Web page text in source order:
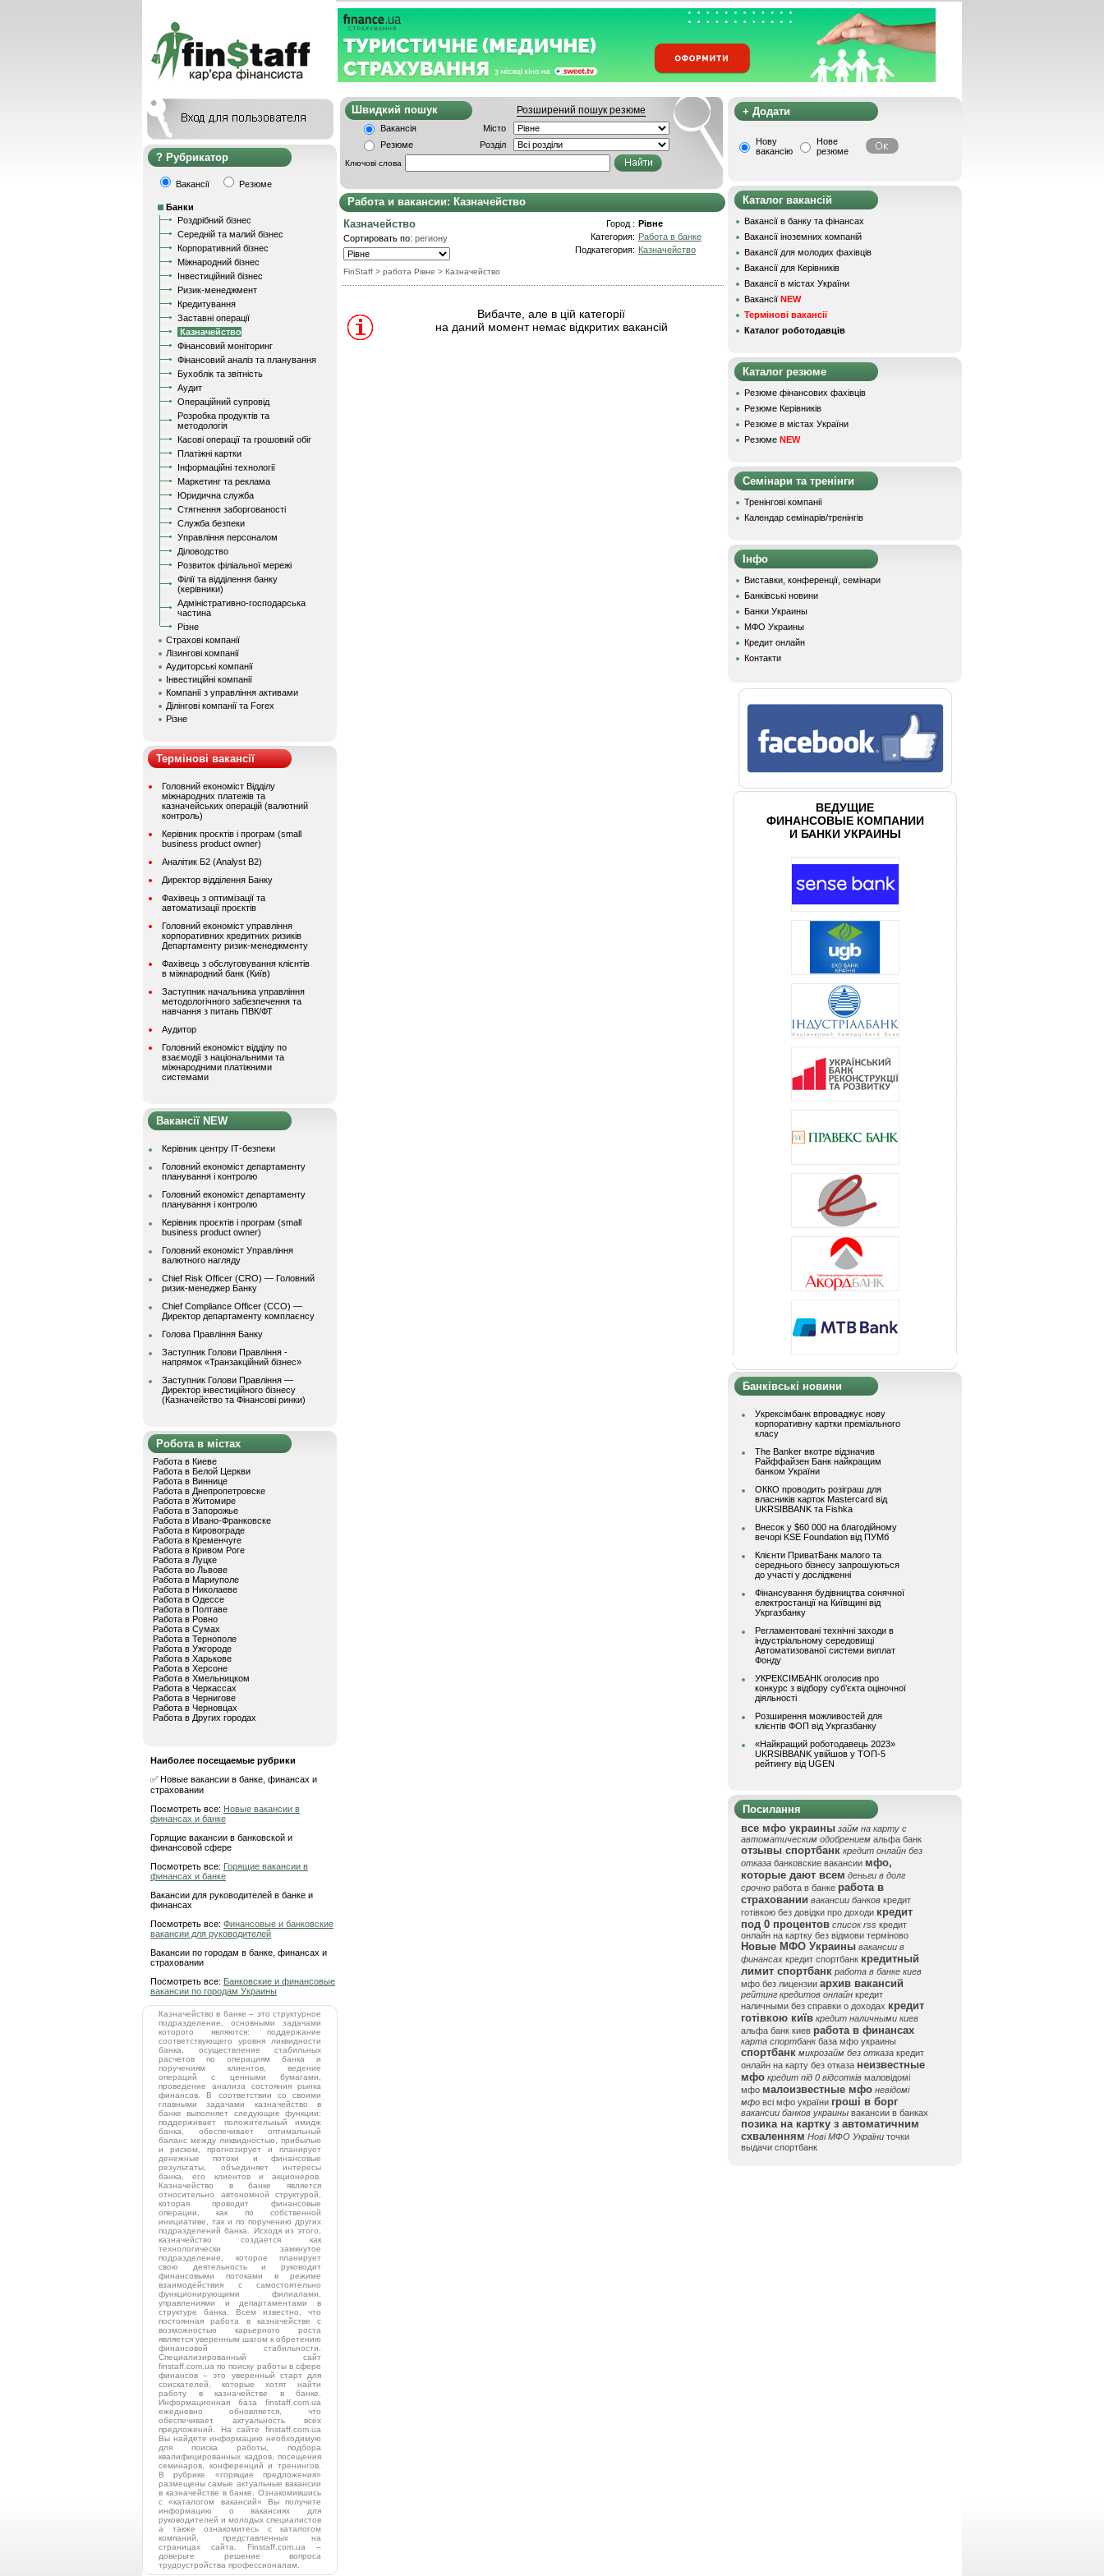
Рубрикатор
Вакансії Резюме
Банки
Роздрібний бізнес
Середній та малий бізнес
Корпоративний бізнес
Міжнародний бізнес
Інвестиційний бізнес
Ризик-менеджмент
Кредитування
Заставні операції
Казначейство
Фінансовий моніторинг
Фінансовий аналіз та планування
Бухоблік та звітність
Аудит
Операційний супровід
Розробка продуктів та
методологія
Касові операції та грошовий обіг
Платіжні картки
Інформаційні технології
Маркетинг та реклама
Юридична служба
Стягнення заборгованості
Служба безпеки
Управління персоналом
Діловодство
Розвиток філіальної мережі
Філії та відділення банку
(керівники)
Адміністративно-господарська
частина
Різне
Страхові компанії
Лізингові компанії
Аудиторські компанії
Інвестиційні компанії
Компанії з управління активами
Ділінгові компанії та Forex
Різне
Термінові вакансії
Головний економіст Відділу
міжнародних платежів та
казначейських операцій (валютний
контроль)
Керівник проєктів і програм (small
business product owner)
Аналітик Б2 (Analyst B2)
Директор відділення Банку
Фахівець з оптимізації та
автоматизації проєктів
Головний економіст управління
корпоративних кредитних ризиків
Департаменту ризик-менеджменту
Фахівець з обслуговування клієнтів
в міжнародний банк (Київ)
Заступник начальника управління
методологічного забезпечення та
навчання з питань ПВК/ФТ
Аудитор
Головний економіст відділу по
взаємодії з національними та
міжнародними платіжними
системами
Вакансії NEW
Керівник центру ІТ-безпеки
Головний економіст департаменту
планування і контролю
Головний економіст департаменту
планування і контролю
Керівник проєктів і програм (small
business product owner)
Головний економіст Управління
валютного нагляду
Chief Risk Officer (CRO) — Головний
ризик-менеджер Банку
Chief Compliance Officer (CCO) —
Директор департаменту комплаєнсу
Голова Правління Банку
Заступник Голови Правління -
напрямок «Транзакційний бізнес»
Заступник Голови Правління —
Директор інвестиційного бізнесу
(Казначейство та Фінансові ринки)
Робота в містах
Работа в Киеве
Работа в Белой Церкви
Работа в Виннице
Работа в Днепропетровске
Работа в Житомире
Работа в Запорожье
Работа в Ивано-Франковске
Работа в Кировограде
Работа в Кременчуге
Работа в Кривом Роге
Работа в Луцке
Работа во Львове
Работа в Мариуполе
Работа в Николаеве
Работа в Одессе
Работа в Полтаве
Работа в Ровно
Работа в Сумах
Работа в Тернополе
Работа в Ужгороде
Работа в Харькове
Работа в Херсоне
Работа в Хмельницком
Работа в Черкассах
Работа в Чернигове
Работа в Черновцах
Работа в Других городах
Наиболее посещаемые рубрики
✅ Новые вакансии в банке, финансах и
страховании
Посмотреть все: Новые вакансии в
финансах и банке
Горящие вакансии в банковской и
финансовой сфере
Посмотреть все: Горящие вакансии в
финансах и банке
Вакансии для руководителей в банке и
финансах
Посмотреть все: Финансовые и банковские
вакансии для руководителей
Вакансии по городам в банке, финансах и
страховании
Посмотреть все: Банковские и финансовые
вакансии по городам Украины
Казначейство в банке – это структурное
подразделение, основными задачами
которого являются: поддержание
соответствующего уровня ликвидности
банка, осуществление стабильных
расчетов по операциям банка и
поручениям клиентов, ведение
операций с ценными бумагами,
проведение анализа состояния рынка
финансов. В соответствии со своими
главными задачами казначейство в
банке выполняет следующие функции:
поддерживает положительный имидж
банка, обеспечивает оптимальный
баланс между ликвидностью, прибылью
и риском, прогнозирует и планирует
денежные потоки и финансовые
результаты, объединяет интересы
банка, его клиентов и акционеров.
Казначейство в банке является
относительно автономной структурой,
которая проводит финансовые
операции, как по собственной
инициативе, так и по поручению других
подразделений банка. Исходя из этого,
казначейство создается как
технологически замкнутое
подразделение, которое планирует
свою деятельность и руководит
финансовыми потоками в режиме
взаимодействия с самостоятельно
функционирующими филиалами,
управлениями и департаментами в
структуре банка. Всем известно, что
постоянная работа в казначействе с
возможностью карьерного роста
является уверенным шагом к обретению
финансовой стабильности.
Специализированный сайт
finstaff.com.ua по поиску работы в сфере
финансов – это уверенный старт для
соискателей, которые хотят найти
работу в казначействе в банке.
Информационная база finstaff.com.ua
ежедневно обновляется, что
обеспечивает актуальность всех
предложений. На сайте finstaff.com.ua
Вы найдете информацию необходимую
для поиска работы, подбора
квалифицированных кадров, посещения
семинаров, конференций и тренингов.
В рубрике «горящие предложения»
размещены самые актуальные вакансии
в казначействе в банке. Ознакомившись
с «каталогом вакансий» Вы получите
информацию о вакансиях для
руководителей и молодых специалистов
а также ознакомитесь с каталогом
компаний, представленных на
страницах сайта. Finstaff.com.ua –
доверьте решение вопроса
трудоустройства профессионалам.
Швидкий пошук Розширений пошук резюме
Вакансія
Місто
Резюме
Розділ
Ключові слова
Работа и вакансии: Казначейство
Казначейство
Сортировать по: региону
FinStaff > работа Рівне > Казначейство
Город : Рівне
Категория: Работа в банке
Подкатегория: Казначейство
Вибачте, але в цій категорії
на даний момент немає відкритих вакансій
+ Додати
Нову
вакансію
Нове
резюме
Каталог вакансій
Вакансії в банку та фінансах
Вакансії іноземних компаній
Вакансії для молодих фахівців
Вакансії для Керівників
Вакансії в містах України
Вакансії NEW
Термінові вакансії
Каталог роботодавців
Каталог резюме
Резюме фінансових фахівців
Резюме Керівників
Резюме в містах України
Резюме NEW
Семінари та тренінги
Тренінгові компанії
Календар семінарів/тренінгів
Інфо
Виставки, конференції, семінари
Банківські новини
Банки Украины
МФО Украины
Кредит онлайн
Контакти
ВЕДУЩИЕ
ФИНАНСОВЫЕ КОМПАНИИ
И БАНКИ УКРАИНЫ
Банківські новини
Укрексімбанк впроваджує нову
корпоративну картки преміального
класу
The Banker вкотре відзначив
Райффайзен Банк найкращим
банком України
ОККО проводить розіграш для
власників карток Mastercard від
UKRSIBBANK та Fishka
Внесок у $60 000 на благодійному
вечорі KSE Foundation від ПУМб
Клієнти ПриватБанк малого та
середнього бізнесу запрошуються
до участі у дослідженні
Фінансування будівництва сонячної
електростанції на Київщині від
Укргазбанку
Регламентовані технічні заходи в
індустріальному середовищі
Автоматизованої системи виплат
Фонду
УКРЕКСІМБАНК оголосив про
конкурс з відбору суб’єкта оціночної
діяльності
Розширення можливостей для
клієнтів ФОП від Укргазбанку
«Найкращий роботодавець 2023»
UKRSIBBANK увійшов у ТОП-5
рейтингу від UGEN
Посилання
все мфо украины займ на карту с
автоматическим одобрением альфа банк
отзывы спортбанк кредит онлайн без
отказа банковские вакансии мфо,
которые дают всем деньги в долг
срочно работа в банке работа в
страховании вакансии банков кредит
готівкою без довідки про доходи кредит
под 0 процентов список rss кредит
онлайн на картку без відмови терміново
Новые МФО Украины вакансии в
финансах кредит спортбанк кредитный
лимит спортбанк работа в банке киев
мфо без лицензии архив вакансий
рейтинг кредитов онлайн кредит
наличными без справки о доходах кредит
готівкою київ кредит наличными киев
альфа банк киев работа в финансах
карта спортбанк база мфо украины
спортбанк микрозайм без отказа кредит
онлайн на карту без отказа неизвестные
мфо кредит під 0 відсотків маловідомі
мфо малоизвестные мфо невідомі
мфо всі мфо україни гроші в борг
вакансии банков украины вакансии в банках
позика на картку з автоматичним
схваленням Нові МФО України точки
выдачи спортбанк